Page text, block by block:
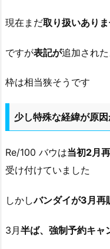
現在まだ取り扱いあり
ですが表記が追加され
枠は相当狭そうです
少し特殊な経緯が原
Re/100 バウは当初2月
受け付けていました
しかしバンダイが3月再
3月半ば、強制予約キャ